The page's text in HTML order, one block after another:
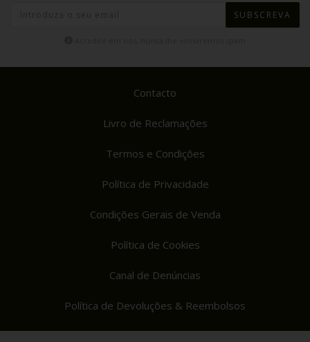
SUBSCREVA
Contacto
Livro de Reclamações
Termos e Condições
Política de Privacidade
Condições Gerais de Venda
Política de Cookies
Canal de Denúncias
Política de Devoluções & Reembolsos